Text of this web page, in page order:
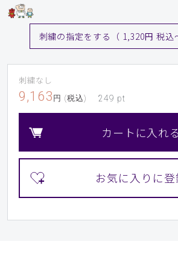
刺繍の指定をする（ 1,320円 税込
刺繍なし
9,163 円 (税込) 249 pt
カートに入れる